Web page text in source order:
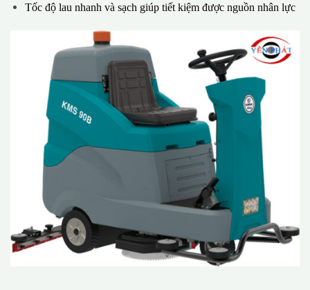
Tốc độ lau nhanh và sạch giúp tiết kiệm được nguồn nhân lực